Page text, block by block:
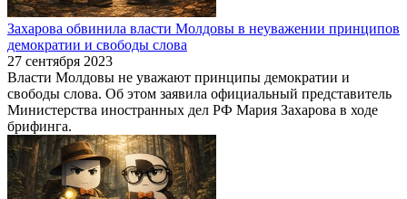
Захарова обвинила власти Молдовы в неуважении принципов
демократии и свободы слова
27 сентября 2023
Власти Молдовы не уважают принципы демократии и
свободы слова. Об этом заявила официальный представитель
Министерства иностранных дел РФ Мария Захарова в ходе
брифинга.